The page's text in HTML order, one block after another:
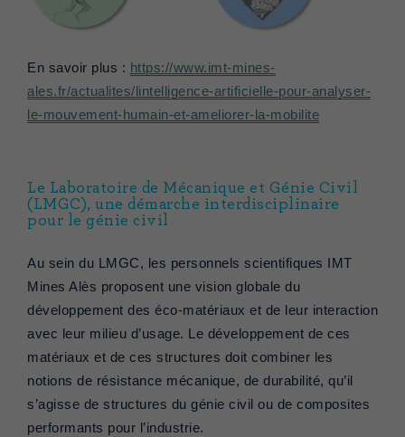
En savoir plus : https://www.imt-mines-
ales.fr/actualites/lintelligence-artificielle-pour-analyser-
le-mouvement-humain-et-ameliorer-la-mobilite
Le Laboratoire de Mécanique et Génie Civil
(LMGC), une démarche interdisciplinaire
pour le génie civil
Au sein du LMGC, les personnels scientifiques IMT
Mines Alès proposent une vision globale du
développement des éco-matériaux et de leur interaction
avec leur milieu d’usage. Le développement de ces
matériaux et de ces structures doit combiner les
notions de résistance mécanique, de durabilité, qu’il
s’agisse de structures du génie civil ou de composites
performants pour l’industrie.